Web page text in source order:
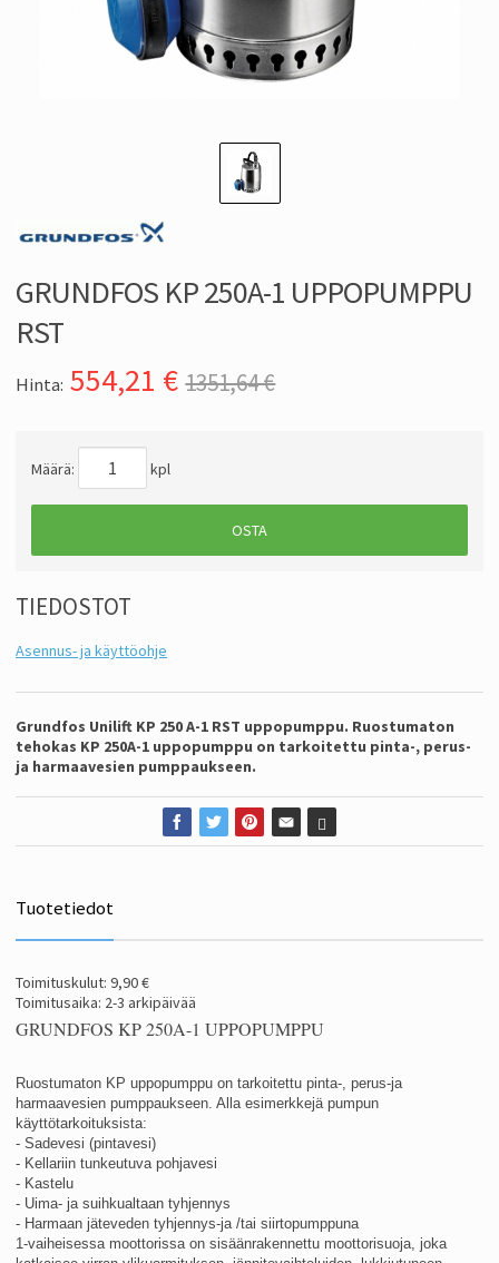
GRUNDFOS KP 250A-1 UPPOPUMPPU
RST
Hinta: 554,21 € 1351,64 €
Määrä: kpl
OSTA
TIEDOSTOT
Asennus- ja käyttöohje
Grundfos Unilift KP 250 A-1 RST uppopumppu. Ruostumaton
tehokas KP 250A-1 uppopumppu on tarkoitettu pinta-, perus-
ja harmaavesien pumppaukseen.
Tuotetiedot
Toimituskulut: 9,90 €
Toimitusaika: 2-3 arkipäivää
GRUNDFOS KP 250A-1 UPPOPUMPPU
Ruostumaton KP uppopumppu on tarkoitettu pinta-, perus-ja
harmaavesien pumppaukseen. Alla esimerkkejä pumpun
käyttötarkoituksista:
- Sadevesi (pintavesi)
- Kellariin tunkeutuva pohjavesi
- Kastelu
- Uima- ja suihkualtaan tyhjennys
- Harmaan jäteveden tyhjennys-ja /tai siirtopumppuna
1-vaiheisessa moottorissa on sisäänrakennettu moottorisuoja, joka